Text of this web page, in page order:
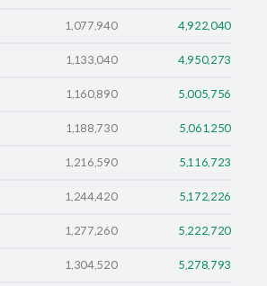
1,077,940 4,922,040
1,133,040 4,950,273
1,160,890 5,005,756
1,188,730 5,061,250
1,216,590 5,116,723
1,244,420 5,172,226
1,277,260 5,222,720
1,304,520 5,278,793